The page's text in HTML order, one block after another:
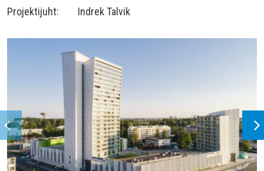
Projektijuht:
Indrek Talvik